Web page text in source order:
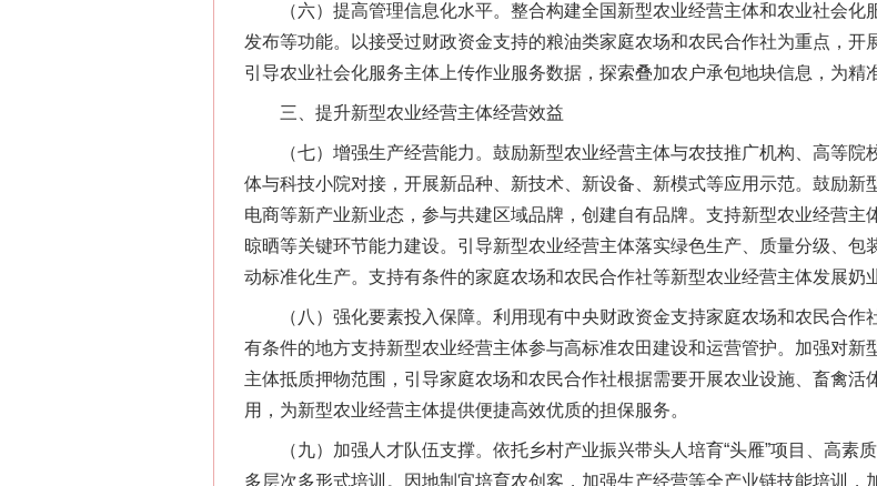
（六）提高管理信息化水平。整合构建全国新型农业经营主体和农业社会化
发布等功能。以接受过财政资金支持的粮油类家庭农场和农民合作社为重点，开
引导农业社会化服务主体上传作业服务数据，探索叠加农户承包地块信息，为精
三、提升新型农业经营主体经营效益
（七）增强生产经营能力。鼓励新型农业经营主体与农技推广机构、高等院
体与科技小院对接，开展新品种、新技术、新设备、新模式等应用示范。鼓励
电商等新产业新业态，参与共建区域品牌，创建自有品牌。支持新型农业经营
晾晒等关键环节能力建设。引导新型农业经营主体落实绿色生产、质量分级、
动标准化生产。支持有条件的家庭农场和农民合作社等新型农业经营主体发展奶
（八）强化要素投入保障。利用现有中央财政资金支持家庭农场和农民合作
有条件的地方支持新型农业经营主体参与高标准农田建设和运营管护。加强对
主体抵质押物范围，引导家庭农场和农民合作社根据需要开展农业设施、畜禽
用，为新型农业经营主体提供便捷高效优质的担保服务。
（九）加强人才队伍支撑。依托乡村产业振兴带头人培育“头雁”项目、高素
多层次多形式培训。因地制宜培育农创客，加强生产经营等全产业链技能培训